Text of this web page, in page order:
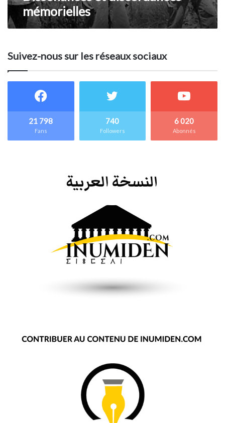
mémorielles
Suivez-nous sur les réseaux sociaux
21 798
Fans
740
Followers
6 020
Abonnés